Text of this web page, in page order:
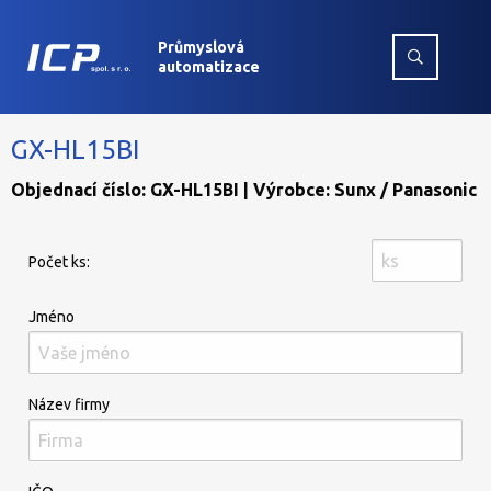
Průmyslová
automatizace
GX-HL15BI
Objednací číslo: GX-HL15BI | Výrobce: Sunx / Panasonic
Počet ks:
Jméno
Název firmy